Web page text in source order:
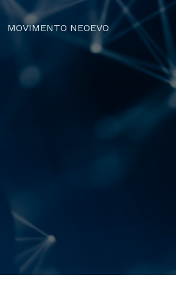
MOVIMENTO NEOEVO